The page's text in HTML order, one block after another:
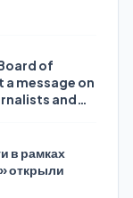
of
message on
and
в рамках
открыли